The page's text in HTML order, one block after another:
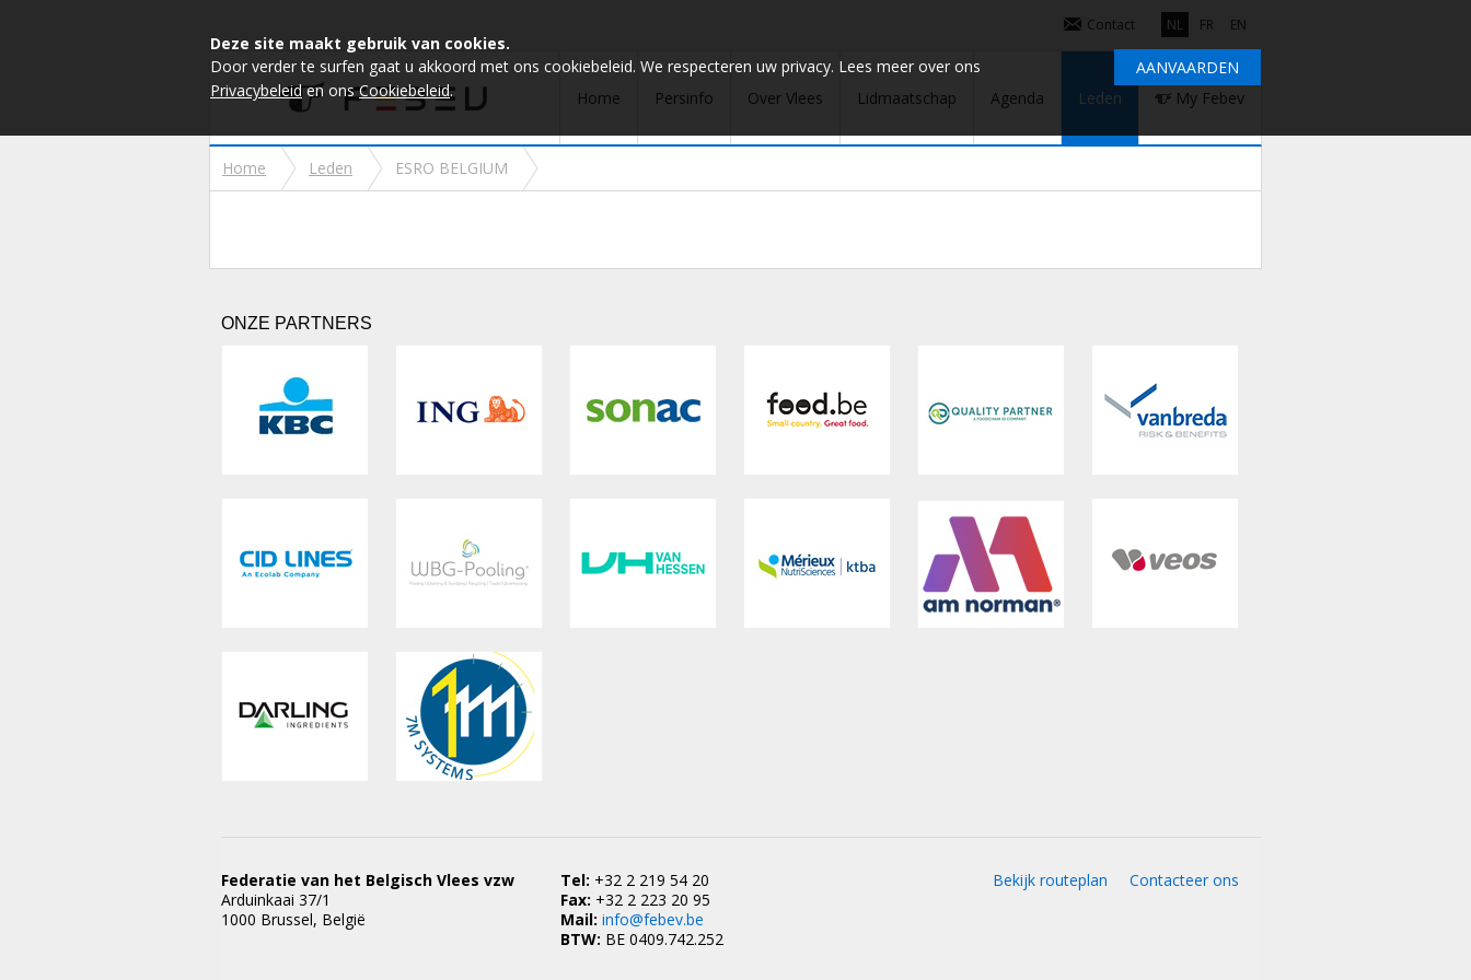
Contact NL FR EN
Home Persinfo Over Vlees Lidmaatschap Agenda Leden My Febev
Home Leden ESRO BELGIUM
ONZE PARTNERS
Federatie van het Belgisch Vlees vzw
Arduinkaai 37/1
1000 Brussel, België
Tel: +32 2 219 54 20
Fax: +32 2 223 20 95
Mail: info@febev.be
BTW: BE 0409.742.252
Bekijk routeplan Contacteer ons
Deze site maakt gebruik van cookies.
Door verder te surfen gaat u akkoord met ons cookiebeleid. We respecteren uw privacy. Lees meer over ons
Privacybeleiden onsCookiebeleid.
AANVAARDEN